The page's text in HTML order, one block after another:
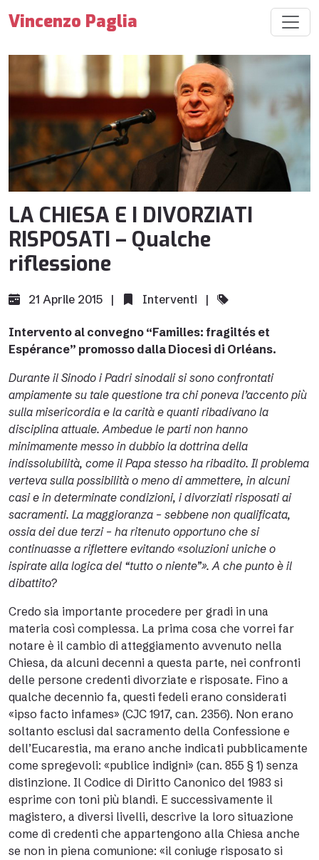
Vincenzo Paglia
LA CHIESA E I DIVORZIATI
RISPOSATI – Qualche
riflessione
21 Aprile 2015 | Interventi |
Intervento al convegno “Familles: fragiltés et
Espérance” promosso dalla Diocesi di Orléans.
Durante il Sinodo i Padri sinodali si sono confrontati
ampiamente su tale questione tra chi poneva l’accento più
sulla misericordia e la carità e quanti ribadivano la
disciplina attuale. Ambedue le parti non hanno
minimamente messo in dubbio la dottrina della
indissolubilità, come il Papa stesso ha ribadito. Il problema
verteva sulla possibilità o meno di ammettere, in alcuni
casi e in determinate condizioni, i divorziati risposati ai
sacramenti. La maggioranza – sebbene non qualificata,
ossia dei due terzi – ha ritenuto opportuno che si
continuasse a riflettere evitando «soluzioni uniche o
ispirate alla logica del “tutto o niente”». A che punto è il
dibattito?
Credo sia importante procedere per gradi in una
materia così complessa. La prima cosa che vorrei far
notare è il cambio di atteggiamento avvenuto nella
Chiesa, da alcuni decenni a questa parte, nei confronti
delle persone credenti divorziate e risposate. Fino a
qualche decennio fa, questi fedeli erano considerati
«ipso facto infames» (CJC 1917, can. 2356). Non erano
soltanto esclusi dal sacramento della Confessione e
dell’Eucarestia, ma erano anche indicati pubblicamente
come spregevoli: «publice indigni» (can. 855 § 1) senza
distinzione. Il Codice di Diritto Canonico del 1983 si
esprime con toni più blandi. E successivamente il
magistero, a diversi livelli, descrive la loro situazione
come di credenti che appartengono alla Chiesa anche
se non in piena comunione: «il coniuge risposato si